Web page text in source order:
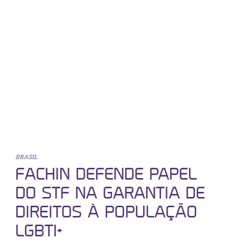
BRASIL
FACHIN DEFENDE PAPEL
DO STF NA GARANTIA DE
DIREITOS À POPULAÇÃO
LGBTI+